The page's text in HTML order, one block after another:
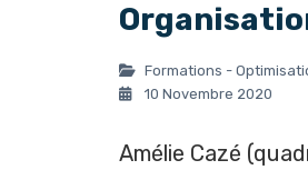
Formations -
10 Novembre 2020
Amélie Cazé